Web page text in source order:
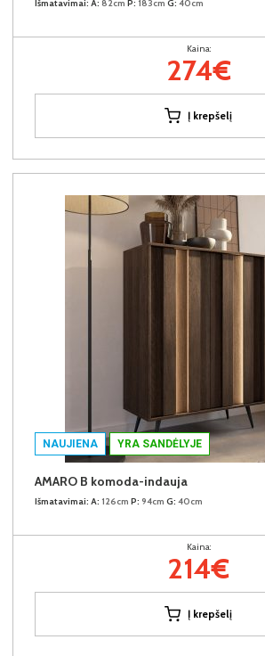
Išmatavimai: A: 82cm P: 183cm G: 40cm
Kaina:
274€
Į krepšelį
NAUJIENA YRA SANDĖLYJE
AMARO B komoda-indauja
Išmatavimai: A: 126cm P: 94cm G: 40cm
Kaina:
214€
Į krepšelį